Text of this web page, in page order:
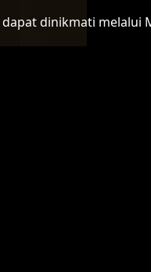
dapat dinikmati melalui